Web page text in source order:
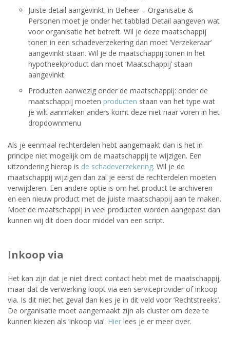
Juiste detail aangevinkt: in Beheer – Organisatie &
Personen moet je onder het tabblad Detail aangeven wat
voor organisatie het betreft. Wil je deze maatschappij
tonen in een schadeverzekering dan moet ‘Verzekeraar’
aangevinkt staan. Wil je de maatschappij tonen in het
hypotheekproduct dan moet ‘Maatschappij’ staan
aangevinkt.
Producten aanwezig onder de maatschappij: onder de
maatschappij moeten producten staan van het type wat
je wilt aanmaken anders komt deze niet naar voren in het
dropdownmenu
Als je eenmaal rechterdelen hebt aangemaakt dan is het in
principe niet mogelijk om de maatschappij te wijzigen. Een
uitzondering hierop is de schadeverzekering. Wil je de
maatschappij wijzigen dan zal je eerst de rechterdelen moeten
verwijderen. Een andere optie is om het product te archiveren
en een nieuw product met de juiste maatschappij aan te maken.
Moet de maatschappij in veel producten worden aangepast dan
kunnen wij dit doen door middel van een script.
Inkoop via
Het kan zijn dat je niet direct contact hebt met de maatschappij,
maar dat de verwerking loopt via een serviceprovider of inkoop
via. Is dit niet het geval dan kies je in dit veld voor ‘Rechtstreeks’.
De organisatie moet aangemaakt zijn als cluster om deze te
kunnen kiezen als ‘inkoop via’. Hier lees je er meer over.